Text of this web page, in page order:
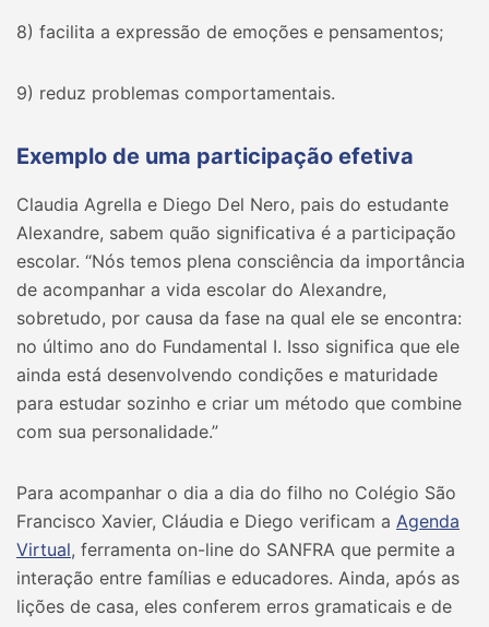
8) facilita a expressão de emoções e pensamentos;
9) reduz problemas comportamentais.
Exemplo de uma participação efetiva
Claudia Agrella e Diego Del Nero, pais do estudante
Alexandre, sabem quão significativa é a participação
escolar. “Nós temos plena consciência da importância
de acompanhar a vida escolar do Alexandre,
sobretudo, por causa da fase na qual ele se encontra:
no último ano do Fundamental I. Isso significa que ele
ainda está desenvolvendo condições e maturidade
para estudar sozinho e criar um método que combine
com sua personalidade.”
Para acompanhar o dia a dia do filho no Colégio São
Francisco Xavier, Cláudia e Diego verificam a Agenda
Virtual, ferramenta on-line do SANFRA que permite a
interação entre famílias e educadores. Ainda, após as
lições de casa, eles conferem erros gramaticais e de